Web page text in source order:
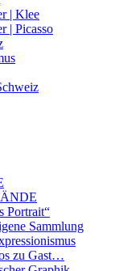
| Klee
| Picasso
Portrait“
Sammlung
zu Gast…